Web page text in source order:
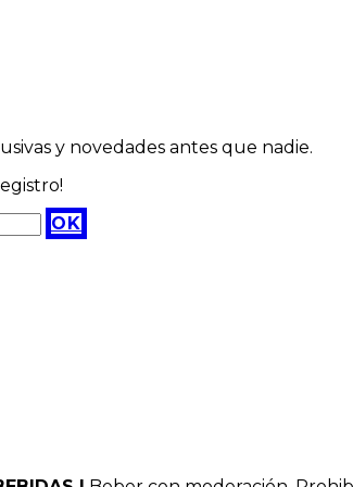
y novedades antes que nadie.
OK